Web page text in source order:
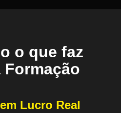
o que faz
Formação
Lucro Real